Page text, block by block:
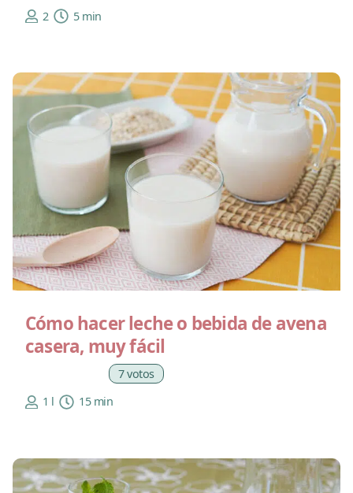
2
5 min
Cómo hacer leche o bebida de avena
casera, muy fácil
7 votos
1 l
15 min